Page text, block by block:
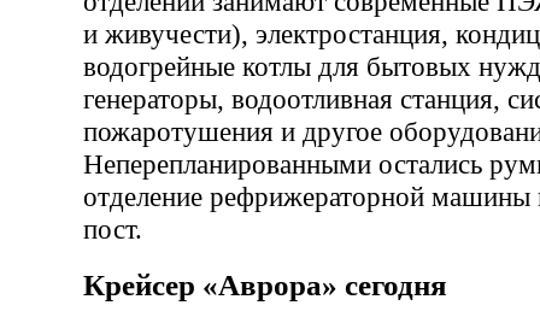
и живучести), электростанция,
водогрейные котлы для бытовых
генераторы, водоотливная станция,
пожаротушения и другое
Неперепланированными остались
отделение рефрижераторной машины
пост.
Крейсер «Аврора» сегодня